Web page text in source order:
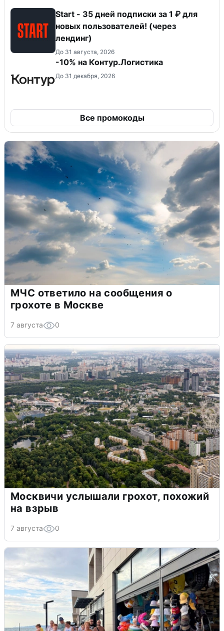
Start - 35 дней подписки за 1 ₽ для
новых пользователей! (через
лендинг)
До 31 августа, 2026
-10% на Контур.Логистика
До 31 декабря, 2026
Все промокоды
МЧС ответило на сообщения о
грохоте в Москве
7 августа 0
Москвичи услышали грохот, похожий
на взрыв
7 августа 0